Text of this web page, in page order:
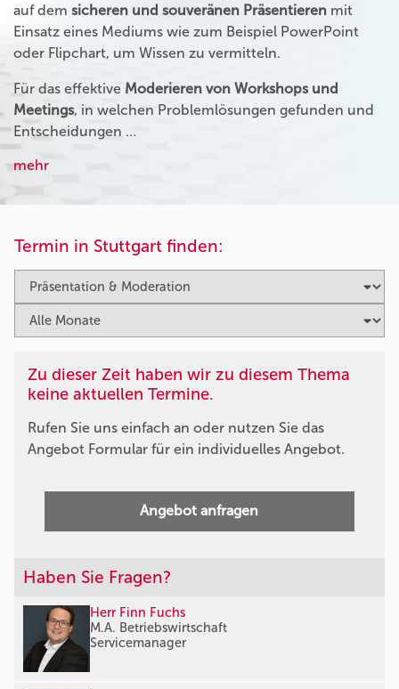
auf dem sicheren und souveränen Präsentieren mit
Einsatz eines Mediums wie zum Beispiel PowerPoint
oder Flipchart, um Wissen zu vermitteln.
Für das effektive Moderieren von Workshops und
Meetings, in welchen Problemlösungen gefunden und
Entscheidungen …
mehr
Termin in Stuttgart finden:
Zu dieser Zeit haben wir zu diesem Thema
keine aktuellen Termine.
Rufen Sie uns einfach an oder nutzen Sie das
Angebot Formular für ein individuelles Angebot.
Angebot anfragen
Haben Sie Fragen?
Herr Finn Fuchs
M.A. Betriebswirtschaft
Servicemanager